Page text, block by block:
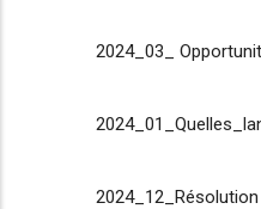
2024_03_
2024_12_Résolution